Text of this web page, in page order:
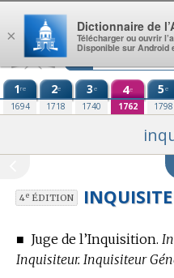
Aller au contenu
1re
1694
2e
1718
3e
1740
4e
1762
5e
1798
4eÉDITION
■ Juge de l’Inquisition.
Inquisiteur. Inquisiteur
×
Dictionnaire de
Télécharger ou ouvrir
Disponible sur Android